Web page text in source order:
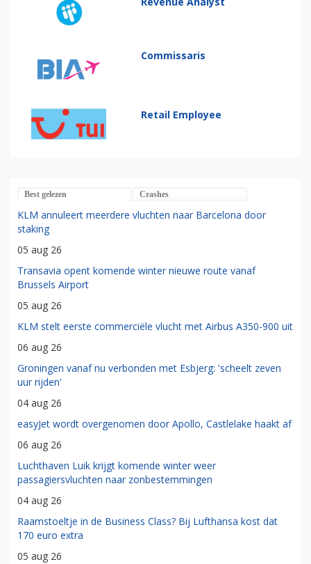
Commissaris
Retail Employee
Best gelezen Crashes
KLM annuleert meerdere vluchten naar Barcelona door
staking
05 aug 26
Transavia opent komende winter nieuwe route vanaf
Brussels Airport
05 aug 26
KLM stelt eerste commerciële vlucht met Airbus A350-900 uit
06 aug 26
Groningen vanaf nu verbonden met Esbjerg: 'scheelt zeven
uur rijden'
04 aug 26
easyJet wordt overgenomen door Apollo, Castlelake haakt af
06 aug 26
Luchthaven Luik krijgt komende winter weer
passagiersvluchten naar zonbestemmingen
04 aug 26
Raamstoeltje in de Business Class? Bij Lufthansa kost dat
170 euro extra
05 aug 26